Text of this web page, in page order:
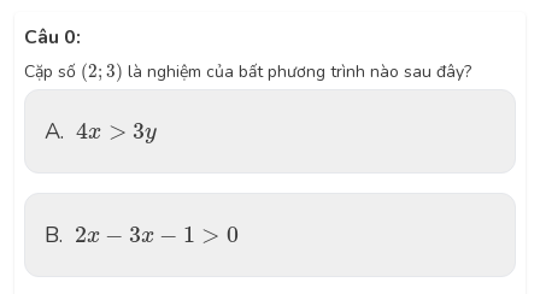
Câu 0:
Cặp số (2; 3)
(2 3) là nghiệm của bất phương trình nào sau đây?
A. 4x > 3y
4x >3 y
B. 2x − 3x − 1 > 0
2x x− >0